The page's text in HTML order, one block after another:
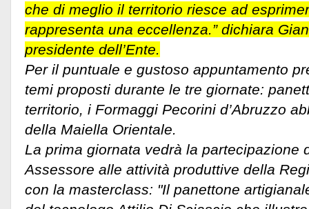
che di meglio il territorio riesce ad
rappresenta una eccellenza.” dichiara
presidente dell’Ente.
Per il puntuale e gustoso appuntamento
temi proposti durante le tre giornate:
territorio, i Formaggi Pecorini d’Abruzzo
della Maiella Orientale.
La prima giornata vedrà la partecipazione
Assessore alle attività produttive della
con la masterclass: "Il panettone